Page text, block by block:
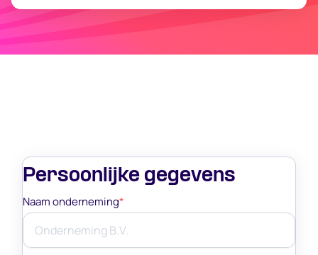
Persoonlijke gegevens
Naam onderneming*